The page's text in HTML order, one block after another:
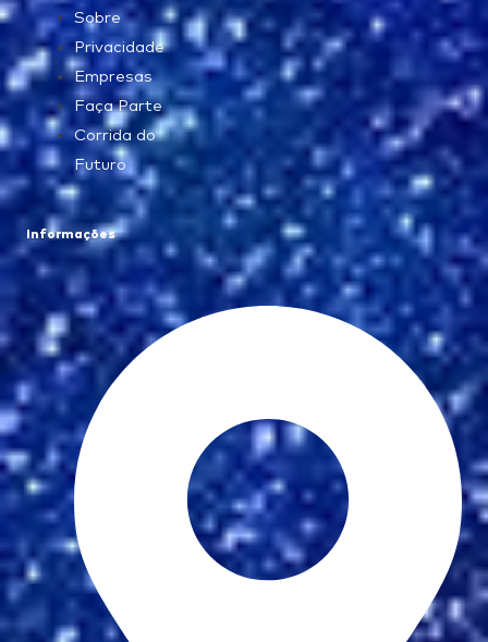
Sobre
Privacidade
Empresas
Faça Parte
Corrida do
Futuro
Informações